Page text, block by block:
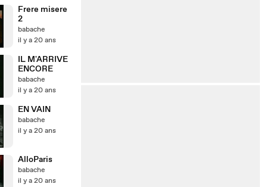
Frere misere
2
babache
il y a 20 ans
IL M'ARRIVE
ENCORE
babache
il y a 20 ans
EN VAIN
babache
il y a 20 ans
AlloParis
babache
il y a 20 ans